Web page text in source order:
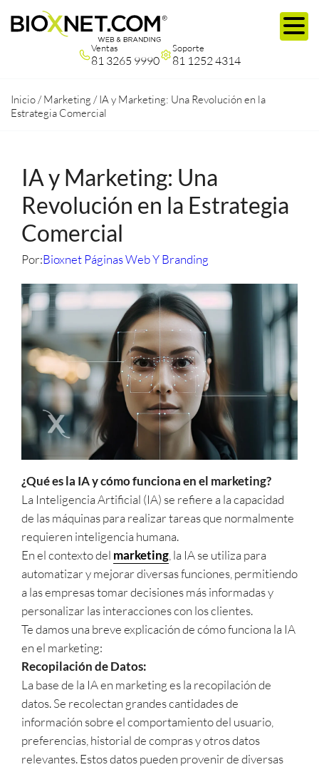
Ventas
81 3265 9990
Soporte
81 1252 4314
Inicio /Marketing /IA y Marketing: Una Revolución en la
Estrategia Comercial
IA y Marketing: Una
Revolución en la Estrategia
Comercial
Por:Bioxnet Páginas Web Y Branding
¿Qué es la IA y cómo funciona en el marketing?
La Inteligencia Artificial (IA) se refiere a la capacidad
de las máquinas para realizar tareas que normalmente
requieren inteligencia humana.
En el contexto del marketing , la IA se utiliza para
automatizar y mejorar diversas funciones, permitiendo
a las empresas tomar decisiones más informadas y
personalizar las interacciones con los clientes.
Te damos una breve explicación de cómo funciona la IA
en el marketing:
Recopilación de Datos:
La base de la IA en marketing es la recopilación de
datos. Se recolectan grandes cantidades de
información sobre el comportamiento del usuario,
preferencias, historial de compras y otros datos
relevantes. Estos datos pueden provenir de diversas